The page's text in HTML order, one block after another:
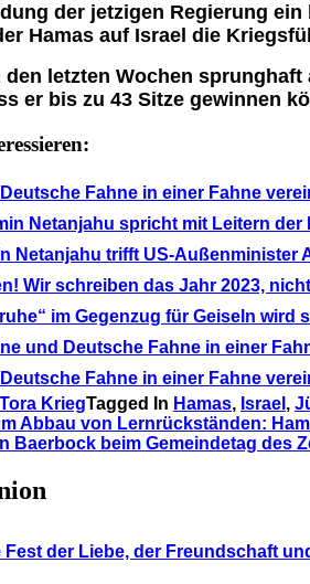
der jetzigen Regierung
Hamas auf Israel die
letzten Wochen
er bis zu 43 Sitze gewinnen
Netanjahu spricht mit Leitern
Netanjahu trifft US-Außenminister
Wir schreiben das Jahr 2023, nicht
im Gegenzug für Geiseln wird
KriegTagged In Hamas, Israel ,
Abbau von Lernrückständen:
Baerbock beim Gemeindetag des
Fest der Liebe, der Freundschaft